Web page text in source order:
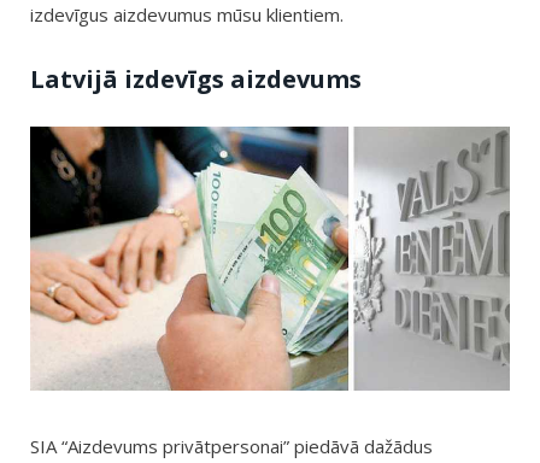
izdevīgus aizdevumus mūsu klientiem.
Latvijā izdevīgs aizdevums
SIA “Aizdevums privātpersonai” piedāvā dažādus